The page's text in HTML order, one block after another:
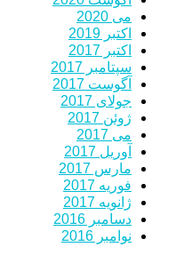
می 2020
اکتبر 2019
اکتبر 2017
سپتامبر 2017
آگوست 2017
جولای 2017
ژوئن 2017
می 2017
آوریل 2017
مارس 2017
فوریه 2017
ژانویه 2017
دسامبر 2016
نوامبر 2016